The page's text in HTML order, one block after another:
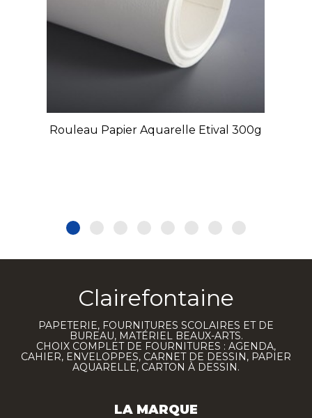
Rouleau Papier Aquarelle Etival 300g
Clairefontaine
PAPETERIE, FOURNITURES SCOLAIRES ET DE
BUREAU, MATÉRIEL BEAUX-ARTS.
CHOIX COMPLET DE FOURNITURES : AGENDA,
CAHIER, ENVELOPPES, CARNET DE DESSIN, PAPIER
AQUARELLE, CARTON À DESSIN.
LA MARQUE